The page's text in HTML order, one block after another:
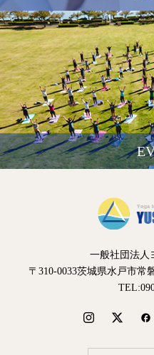
一般社団法人
〒310-0033茨城県水戸市常